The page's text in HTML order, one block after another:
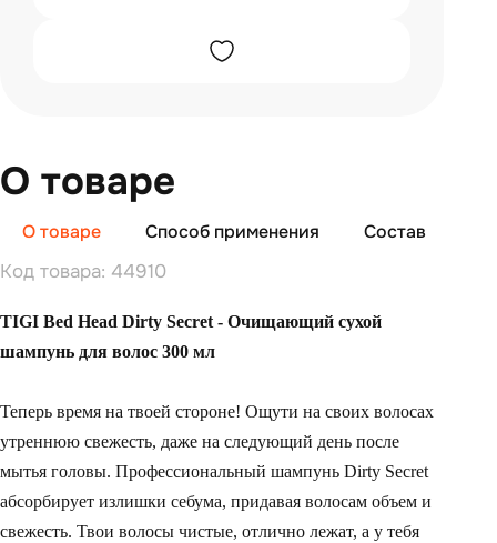
О товаре
О товаре Способ применения Состав
Код товара: 44910
TIGI Bed Head Dirty Secret - Очищающий сухой
шампунь для волос 300 мл
Теперь время на твоей стороне! Ощути на своих волосах
утреннюю свежесть, даже на следующий день после
мытья головы. Профессиональный шампунь Dirty Secret
абсорбирует излишки себума, придавая волосам объем и
свежесть. Твои волосы чистые, отлично лежат, а у тебя